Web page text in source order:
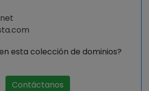
esta colección de dominios?
Contáctanos